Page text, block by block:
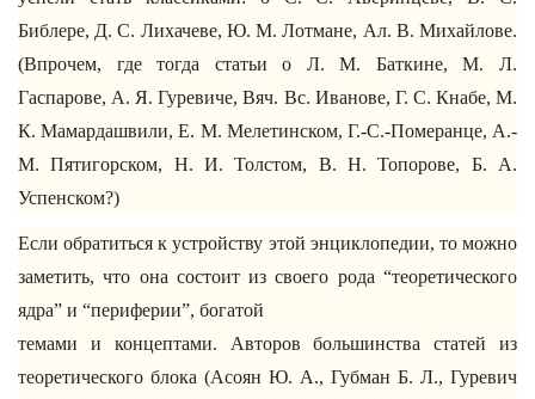
Библере, Д. С. Лихачеве, Ю. М. Лотмане, Ал. В. Михайлове.
(Впрочем, где тогда статьи о Л. М. Баткине, М. Л.
Гаспарове, А. Я. Гуревиче, Вяч. Вс. Иванове, Г. С. Кнабе, М.
К. Мамардашвили, Е. М. Мелетинском, Г.-С.-Померанце, А.-
М. Пятигорском, Н. И. Толстом, В. Н. Топорове, Б. А.
Успенском?)
Если обратиться к устройству этой энциклопедии, то можно
заметить, что она состоит из своего рода “теоретического
ядра” и “периферии”, богатой
темами и концептами. Авторов большинства статей из
теоретического блока (Асоян Ю. А., Губман Б. Л., Гуревич